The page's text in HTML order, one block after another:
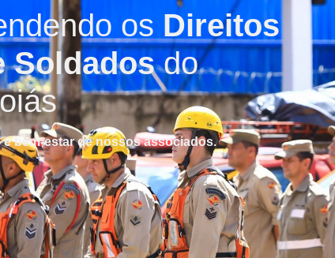
os Direitos
Soldadosdo
bem-estar de nossos associados.